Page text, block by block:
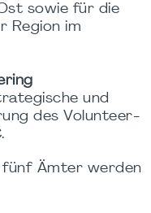
sowie für die
Region im
und
des Volunteer-
fünf Ämter werden